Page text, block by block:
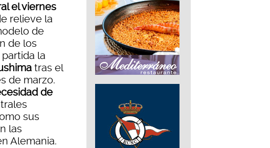
el viernes
relieve la
de
de los
la
tras el
de marzo.
de
sus
las
Alemania.